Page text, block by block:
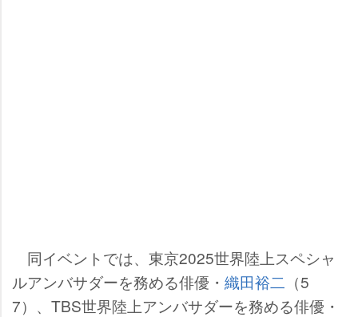
同イベントでは、東京2025世界陸上スペシャ
ルアンバサダーを務める俳優・ 織田裕二 （5
7）、TBS世界陸上アンバサダーを務める俳優・